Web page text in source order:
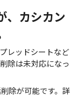
、カシカン
レッドシートなど
除は未対応になっ
除が可能です。詳